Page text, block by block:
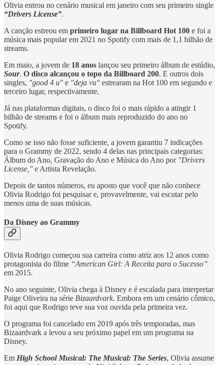
Olivia entrou no cenário musical em janeiro com seu primeiro single
“Drivers License”.
A canção estreou em primeiro lugar na Billboard Hot 100 e foi a
música mais popular em 2021 no Spotify com mais de 1,1 bilhão de
streams.
Em maio, a jovem de 18 anos lançou seu primeiro álbum de estúdio,
Sour. O disco alcançou o topo da Billboard 200. E outros dois
singles, "good 4 u" e "deja vu" estrearam na Hot 100 em segundo e
terceiro lugar, respectivamente.
Já nas plataformas digitais, o disco foi o mais rápido a atingir 1
bilhão de streams e foi o álbum mais reproduzido do ano no
Spotify.
Como se isso não fosse suficiente, a jovem garantiu 7 indicações
para o Grammy de 2022, sendo 4 delas nas principais categorias:
Álbum do Ano, Gravação do Ano e Música do Ano por "Drivers
License," e Artista Revelação.
Depois de tantos números, eu aposto que você que não conhece
Olivia Rodrigo foi pesquisar e, provavelmente, vai escutar pelo
menos uma de suas músicas.
Da Disney ao Grammy
Olivia Rodrigo começou sua carreira como atriz aos 12 anos como
protagonista do filme “American Girl: A Receita para o Sucesso”
em 2015.
No ano seguinte, Olivia chega à Disney e é escalada para interpretar
Paige Oliveira na série Bizaardvark. Embora em um cenário cômico,
foi aqui que Rodrigo teve sua voz ouvida pela primeira vez.
O programa foi cancelado em 2019 após três temporadas, mas
Bizaardvark a levou a seu próximo papel em um programa na
Disney.
Em High School Musical: The Musical: The Series, Olivia assume